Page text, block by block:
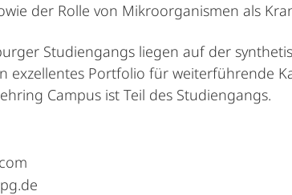
der Rolle von Mikroorganismen als
Studiengangs liegen auf der
exzellentes Portfolio für weiterführende
Campus ist Teil des Studiengangs.